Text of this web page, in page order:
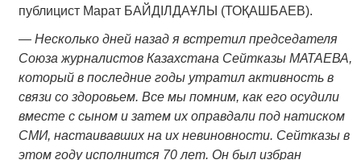
публицист Марат БАЙДІЛДАҰЛЫ (ТОҚАШБАЕВ).
— Несколько дней назад я встретил председателя
Союза журналистов Казахстана Сейтказы МАТАЕВА,
который в последние годы утратил активность в
связи со здоровьем. Все мы помним, как его осудили
вместе с сыном и затем их оправдали под натиском
СМИ, настаивавших на их невиновности. Сейтказы в
этом году исполнится 70 лет. Он был избран